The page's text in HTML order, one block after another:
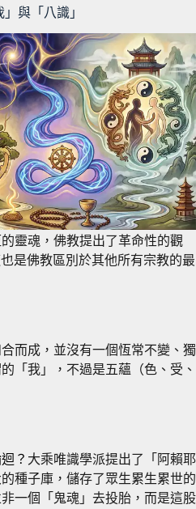
與「八識」
靈魂，佛教提出了革命性的觀
也是佛教區別於其他所有宗教的最
而成，並沒有一個恆常不變、獨
「我」，不過是五蘊（色、受、
？ 大乘唯識學派提出了「阿賴耶
種子庫，儲存了眾生累生累世的
一個「鬼魂」去投胎，而是這股